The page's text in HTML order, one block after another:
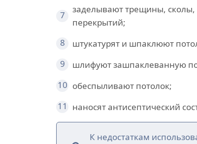
7
заделывают трещины,
перекрытий;
8
штукатурят и шпаклюют
9
шлифуют зашпаклеванную
10 обеспыливают потолок;
11
наносят антисептический
К недостаткам